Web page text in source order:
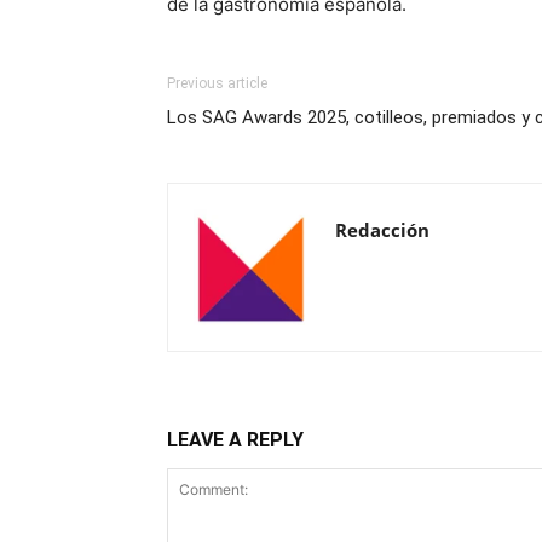
de la gastronomía española.
Previous article
Los SAG Awards 2025, cotilleos, premiados y
Redacción
LEAVE A REPLY